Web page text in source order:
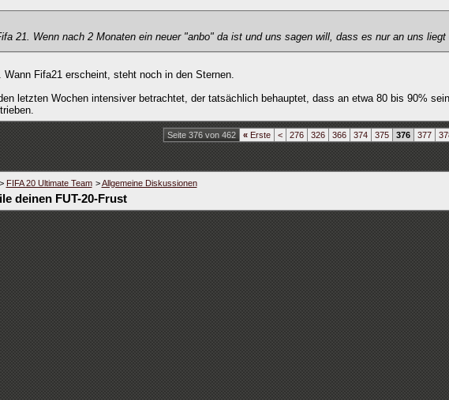
21. Wenn nach 2 Monaten ein neuer "anbo" da ist und uns sagen will, dass es nur an uns liegt
Wann Fifa21 erscheint, steht noch in den Sternen.
letzten Wochen intensiver betrachtet, der tatsächlich behauptet, dass an etwa 80 bis 90%
Seite 376 von 462 « Erste < 276 326 366 374 375 376 377
> FIFA 20 Ultimate Team >Allgemeine Diskussionen
deinen FUT-20-Frust